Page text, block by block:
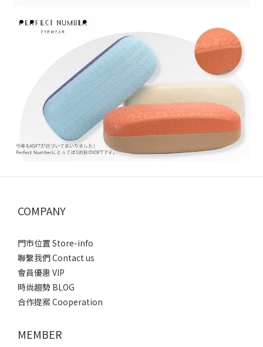
COMPANY
門市位置 Store-info
聯繫我們 Contact us
會員優惠 VIP
時尚趨勢 BLOG
合作提案 Cooperation
MEMBER